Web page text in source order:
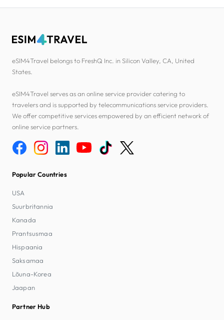
eSIM4Travel belongs to FreshQ Inc. in Silicon Valley, CA, United
States.
eSIM4Travel serves as an online service provider catering to
travelers and is supported by telecommunications service providers.
We offer competitive services empowered by an efficient network of
online service partners.
Popular Countries
USA
Suurbritannia
Kanada
Prantsusmaa
Hispaania
Saksamaa
Lõuna-Korea
Jaapan
Partner Hub